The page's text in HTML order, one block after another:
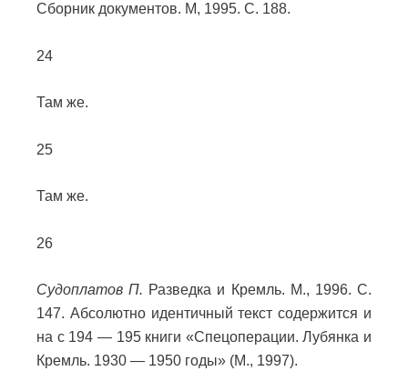
Сборник документов. М, 1995. С. 188.
24
Там же.
25
Там же.
26
Судоплатов П. Разведка и Кремль. М., 1996. С.
147. Абсолютно идентичный текст содержится и
на с 194 — 195 книги «Спецоперации. Лубянка и
Кремль. 1930 — 1950 годы» (М., 1997).